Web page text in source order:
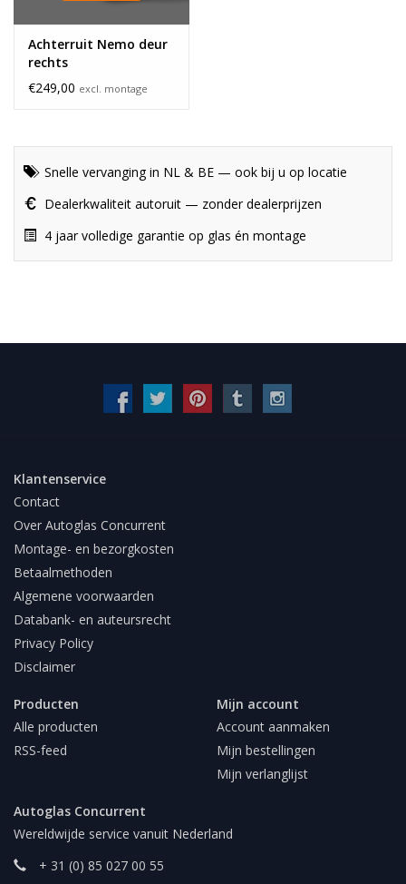
Achterruit Nemo deur
rechts
€249,00 excl. montage
Snelle vervanging in NL & BE — ook bij u op locatie
Dealerkwaliteit autoruit — zonder dealerprijzen
4 jaar volledige garantie op glas én montage
Klantenservice
Contact
Over Autoglas Concurrent
Montage- en bezorgkosten
Betaalmethoden
Algemene voorwaarden
Databank- en auteursrecht
Privacy Policy
Disclaimer
Producten
Alle producten
RSS-feed
Mijn account
Account aanmaken
Mijn bestellingen
Mijn verlanglijst
Autoglas Concurrent
Wereldwijde service vanuit Nederland
+ 31 (0) 85 027 00 55